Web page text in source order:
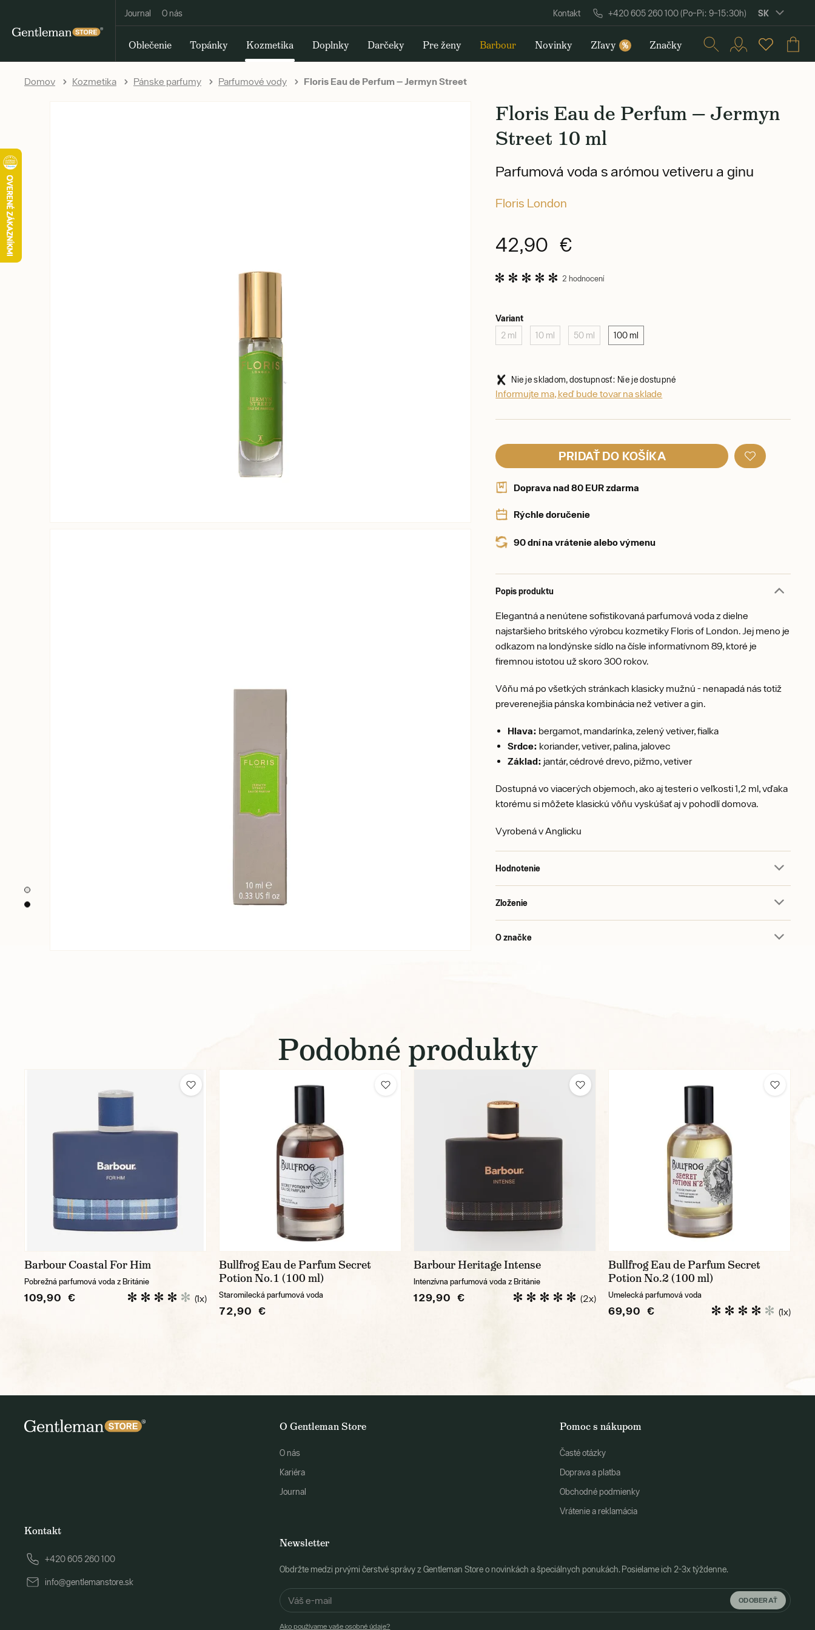
Journal O nás Kontakt +420 605 260 100 (Po–Pi: 9–15:30h) SK
Oblečenie Topánky Kozmetika Doplnky Darčeky Pre ženy Barbour Novinky Zľavy % Značky
Domov Kozmetika Pánske parfumy Parfumové vody Floris Eau de Perfum — Jermyn Street
Floris Eau de Perfum — Jermyn
Street 10 ml
Parfumová voda s arómou vetiveru a ginu
Floris London
42,90 €
2 hodnocení
Variant
2 ml 10 ml 50 ml 100 ml
Nie je skladom, dostupnosť: Nie je dostupné
Informujte ma, keď bude tovar na sklade
PRIDAŤ DO KOŠÍKA
Doprava nad 80 EUR zdarma
Rýchle doručenie
90 dní na vrátenie alebo výmenu
Popis produktu
Elegantná a nenútene sofistikovaná parfumová voda z dielne
najstaršieho britského výrobcu kozmetiky Floris of London. Jej meno je
odkazom na londýnske sídlo na čísle informatívnom 89, ktoré je
firemnou istotou už skoro 300 rokov.
Vôňu má po všetkých stránkach klasicky mužnú - nenapadá nás totiž
preverenejšia pánska kombinácia než vetiver a gin.
Hlava: bergamot, mandarínka, zelený vetiver, fialka
Srdce: koriander, vetiver, palina, jalovec
Základ: jantár, cédrové drevo, pižmo, vetiver
Dostupná vo viacerých objemoch, ako aj testeri o veľkosti 1,2 ml, vďaka
ktorému si môžete klasickú vôňu vyskúšať aj v pohodlí domova.
Vyrobená v Anglicku
Hodnotenie
Zloženie
O značke
Podobné produkty
Barbour Coastal For Him
Pobrežná parfumová voda z Británie
109,90 € (1x)
Bullfrog Eau de Parfum Secret
Potion No.1 (100 ml)
Staromilecká parfumová voda
72,90 €
Barbour Heritage Intense
Intenzívna parfumová voda z Británie
129,90 € (2x)
Bullfrog Eau de Parfum Secret
Potion No.2 (100 ml)
Umelecká parfumová voda
69,90 € (1x)
O Gentleman Store
O nás
Kariéra
Journal
Pomoc s nákupom
Časté otázky
Doprava a platba
Obchodné podmienky
Vrátenie a reklamácia
Newsletter
Obdržte medzi prvými čerstvé správy z Gentleman Store o novinkách a špeciálnych ponukách. Posielame ich 2-3x týždenne.
ODOBERAŤ
Ako používame vaše osobné údaje?
Kontakt
+420 605 260 100
info@gentlemanstore.sk